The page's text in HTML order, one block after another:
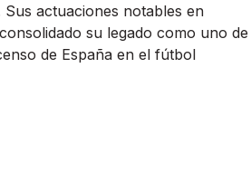
actuaciones notables en
su legado como uno de
de España en el fútbol